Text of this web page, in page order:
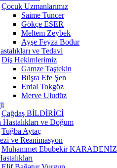
Çocuk Uzmanlarımız
Saime Tuncer
Gökçe ESER
Meltem Zeybek
Ayşe Feyza Bodur
ve Tedavi
Diş Hekimlerimiz
Gamze Taştekin
Büşra Efe Şen
Erdal Tokgöz
Merve Uludüz
Çağdaş BİLDİRİCİ
Hastalıkları ve Doğum
Tuğba Aytaç
ve Reanimasyon
Muhammet Ebubekir KARADENİZ